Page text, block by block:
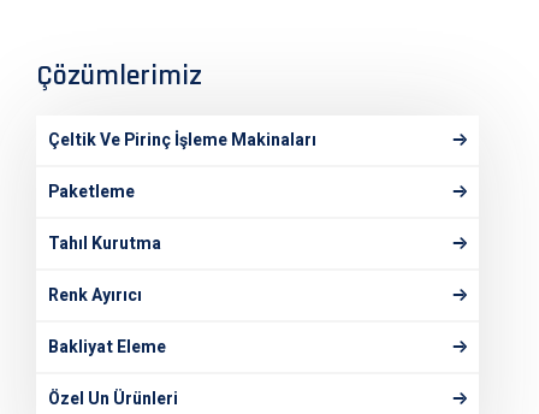
Çözümlerimiz
Çeltik Ve Pirinç İşleme Makinaları
Paketleme
Tahıl Kurutma
Renk Ayırıcı
Bakliyat Eleme
Özel Un Ürünleri